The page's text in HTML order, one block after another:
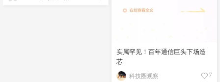
实属罕见！百年通信巨头下场造
芯
科技圈观察 7